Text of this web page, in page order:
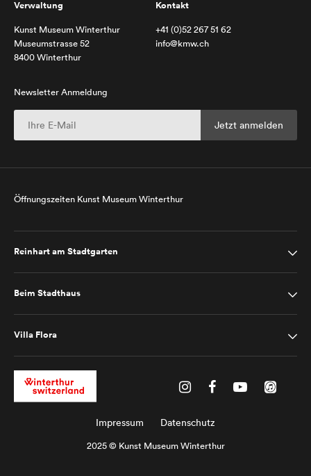
Verwaltung
Kunst Museum Winterthur
Museumstrasse 52
8400 Winterthur
Kontakt
+41 (0)52 267 51 62
info@kmw.ch
Newsletter Anmeldung
Öffnungszeiten Kunst Museum Winterthur
Reinhart am Stadtgarten
Beim Stadthaus
Villa Flora
Impressum Datenschutz
2025 © Kunst Museum Winterthur